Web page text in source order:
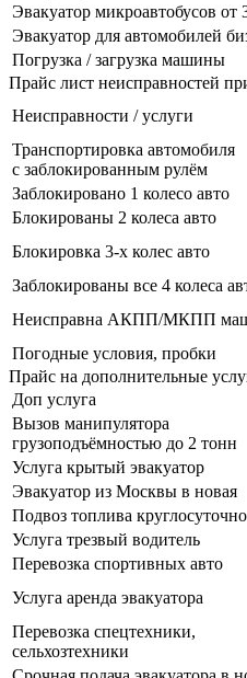
Эвакуатор микроавтобусов от
Эвакуатор для автомобилей
Погрузка / загрузка машины
Прайс лист неисправностей
Неисправности / услуги
Транспортировка автомобиля
с заблокированным рулём
Заблокировано 1 колесо авто
Блокированы 2 колеса авто
Блокировка 3-х колес авто
Заблокированы все 4 колеса
Неисправна АКПП/МКПП
Погодные условия, пробки
Прайс на дополнительные
Доп услуга
Вызов манипулятора
грузоподъёмностью до 2 тонн
Услуга крытый эвакуатор
Эвакуатор из Москвы в новая
Подвоз топлива круглосуточно
Услуга трезвый водитель
Перевозка спортивных авто
Услуга аренда эвакуатора
Перевозка спецтехники,
сельхозтехники